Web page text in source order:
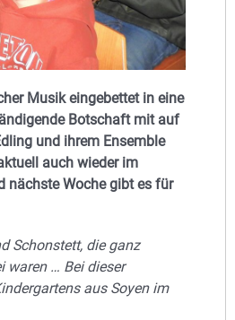
Musik eingebettet in eine
Botschaft mit auf
und ihrem Ensemble
auch wieder im
nächste Woche gibt es für
Schonstett, die ganz
waren … Bei dieser
aus Soyen im